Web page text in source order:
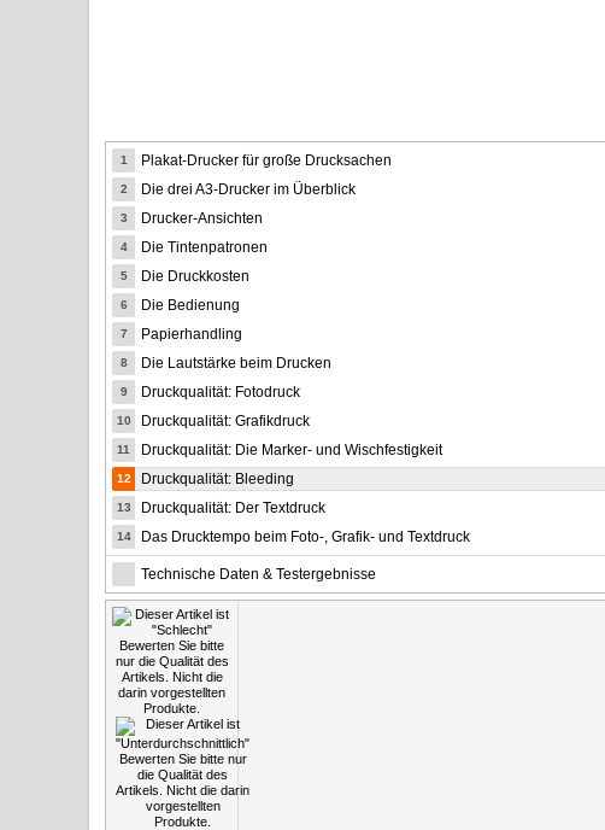
1 Plakat-Drucker für große Drucksachen
2 Die drei A3-Drucker im Überblick
3 Drucker-Ansichten
4 Die Tintenpatronen
5 Die Druckkosten
6 Die Bedienung
7 Papierhandling
8 Die Lautstärke beim Drucken
9 Druckqualität: Fotodruck
10 Druckqualität: Grafikdruck
11 Druckqualität: Die Marker- und Wischfestigkeit
12 Druckqualität: Bleeding
13 Druckqualität: Der Textdruck
14 Das Drucktempo beim Foto-, Grafik- und Textdruck
Technische Daten & Testergebnisse